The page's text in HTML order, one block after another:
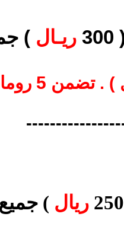
ريـال )
تضمن 5 رومات
ريال )